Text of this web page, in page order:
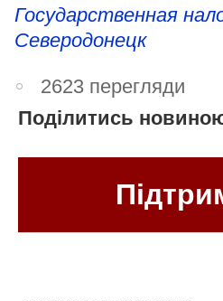
Государственная
Северодонецк
2623 перегляди
Поділитись